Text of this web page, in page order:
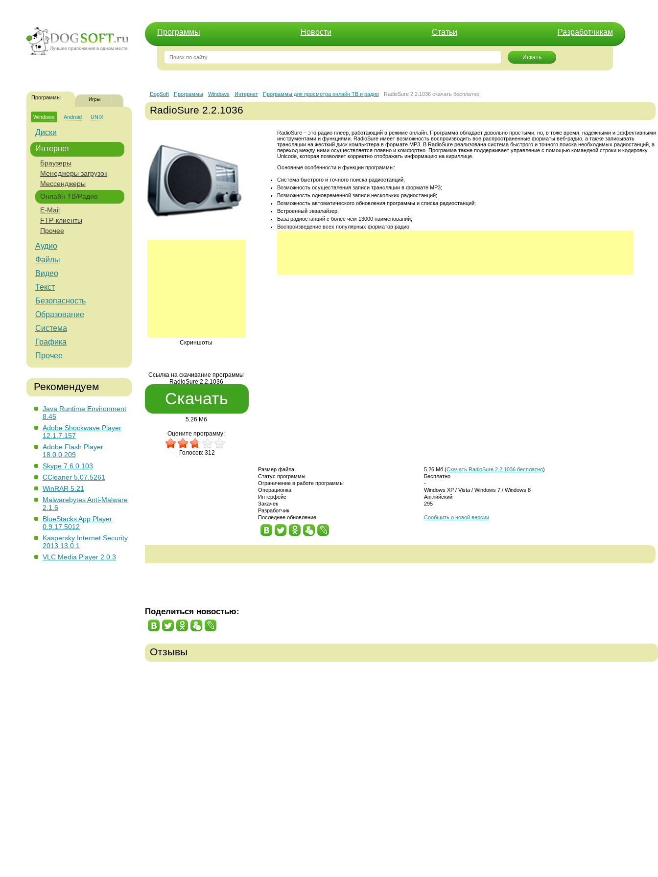
Программы Новости Статьи Разработчикам
Искать
Программы Игры
Windows Android UNIX
Диски
Интернет
Браузеры
Менеджеры загрузок
Мессенджеры
Онлайн ТВ/Радио
E-Mail
FTP-клиенты
Прочее
Аудио
Файлы
Видео
Текст
Безопасность
Образование
Система
Графика
Прочее
Рекомендуем
Java Runtime Environment
8.45
Adobe Shockwave Player
12.1.7.157
Adobe Flash Player
18.0.0.209
Skype 7.6.0.103
CCleaner 5.07.5261
WinRAR 5.21
Malwarebytes Anti-Malware
2.1.6
BlueStacks App Player
0.9.17.5012
Kaspersky Internet Security
2013 13.0.1
VLC Media Player 2.0.3
DogSoft Программы Windows Интернет Программы для просмотра онлайн ТВ и радио RadioSure 2.2.1036 скачать бесплатно
RadioSure 2.2.1036
Скриншоты
Ссылка на скачивание программы
RadioSure 2.2.1036
Скачать
5.26 Мб
Оцените программу:
Голосов: 312
RadioSure – это радио плеер, работающий в режиме онлайн. Программа обладает довольно простыми, но, в тоже время, надежными и эффективными
инструментами и функциями. RadioSure имеет возможность воспроизводить все распространенные форматы веб-радио, а также записывать
трансляции на жесткий диск компьютера в формате MP3. В RadioSure реализована система быстрого и точного поиска необходимых радиостанций, а
переход между ними осуществляется плавно и комфортно. Программа также поддерживает управление с помощью командной строки и кодировку
Unicode, которая позволяет корректно отображать информацию на кириллице.
Основные особенности и функции программы:
Система быстрого и точного поиска радиостанций;
Возможность осуществления записи трансляции в формате MP3;
Возможность одновременной записи нескольких радиостанций;
Возможность автоматического обновления программы и списка радиостанций;
Встроенный эквалайзер;
База радиостанций с более чем 13000 наименований;
Воспроизведение всех популярных форматов радио.
Размер файла 5.26 Мб (Скачать RadioSure 2.2.1036 бесплатно)
Статус программы
Бесплатно
Ограничение в работе программы
-
Операционка
Windows XP / Vista / Windows 7 / Windows 8
Интерфейс
Английский
Закачек
295
Разработчик
Последнее обновление
Сообщить о новой версии
Поделиться новостью:
Отзывы